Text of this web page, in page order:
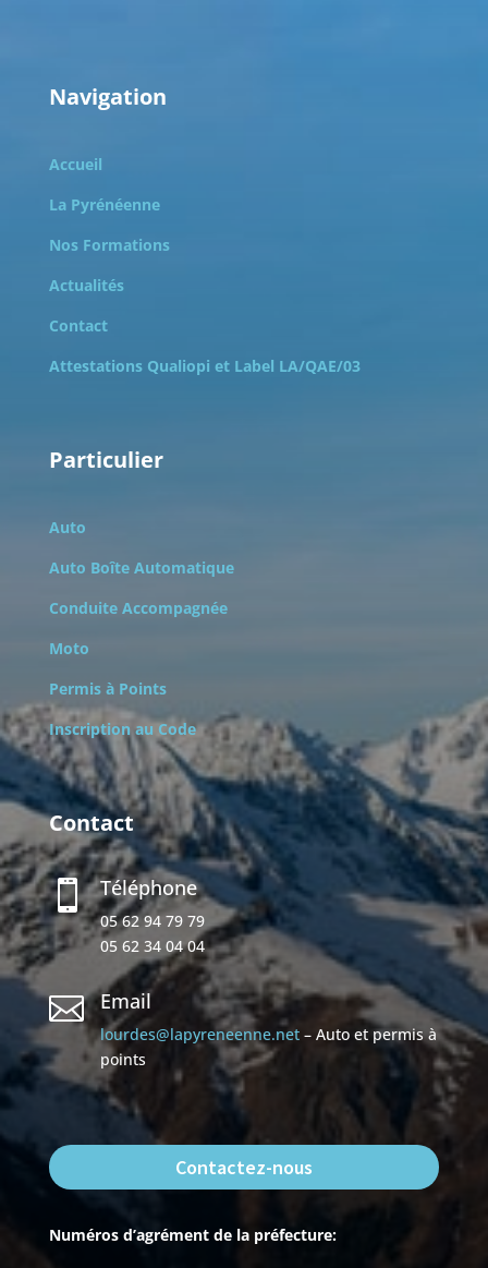
Navigation
Accueil
La Pyrénéenne
Nos Formations
Actualités
Contact
Attestations Qualiopi et Label LA/QAE/03
Particulier
Auto
Auto Boîte Automatique
Conduite Accompagnée
Moto
Permis à Points
Inscription au Code
Contact
 Téléphone
05 62 94 79 79
05 62 34 04 04
 Email
lourdes@lapyreneenne.net– Auto et permis à
points
Contactez-nous
Numéros d’agrément de la préfecture: